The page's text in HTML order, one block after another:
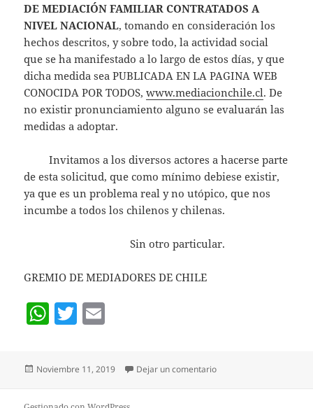
DE MEDIACIÓN FAMILIAR CONTRATADOS A
NIVEL NACIONAL, tomando en consideración los
hechos descritos, y sobre todo, la actividad social
que se ha manifestado a lo largo de estos días, y que
dicha medida sea PUBLICADA EN LA PAGINA WEB
CONOCIDA POR TODOS,www.mediacionchile.cl. De
no existir pronunciamiento alguno se evaluarán las
medidas a adoptar.
Invitamos a los diversos actores a hacerse parte
de esta solicitud, que como mínimo debiese existir,
ya que es un problema real y no utópico, que nos
incumbe a todos los chilenos y chilenas.
Sin otro particular.
GREMIO DE MEDIADORES DE CHILE
W
at
s
T
itt
er
ai
l
Publicado
Noviembre 11, 2019 Dejar un comentarioen Carta de los